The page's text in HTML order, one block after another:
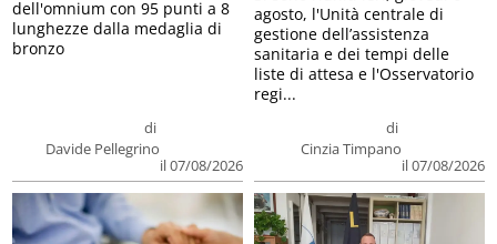
di
Davide Pellegrino
il 07/08/2026
dell'omnium con 95 punti a 8
lunghezze dalla medaglia di
bronzo
di
Cinzia Timpano
il 07/08/2026
agosto, l'Unità centrale di
gestione dell’assistenza
sanitaria e dei tempi delle
liste di attesa e l'Osservatorio
regi...